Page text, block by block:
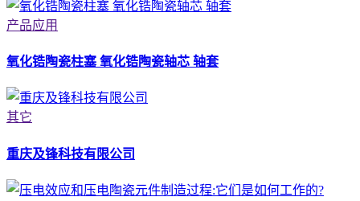
产品应用
氧化锆陶瓷柱塞 氧化锆陶瓷轴芯 轴套
其它
重庆及锋科技有限公司